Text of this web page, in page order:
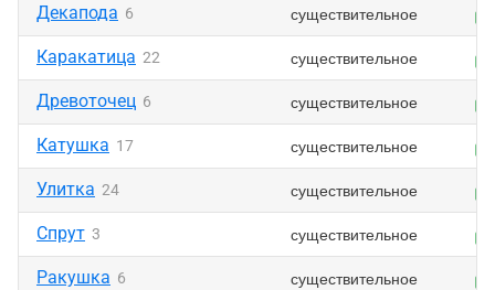
Декапода 6 существительное
Каракатица 22 существительное
Древоточец 6 существительное
Катушка 17 существительное
Улитка 24 существительное
Спрут 3 существительное
Ракушка 6 существительное